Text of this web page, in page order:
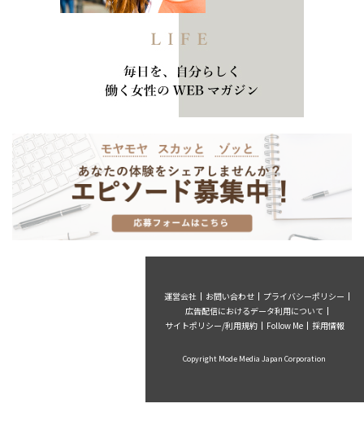
運営会社 お問い合わせ
プライバシーポリシー
広告配信におけるデータ利用について
サイトポリシー/利用規約
Follow Me 採用情報
Copyright Mode Media Japan Corporation